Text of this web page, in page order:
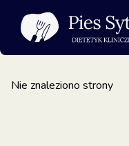
Nie znaleziono strony